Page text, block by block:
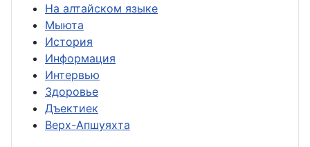
На алтайском языке
Мыюта
История
Информация
Интервью
Здоровье
Дъектиек
Верх-Апшуяхта